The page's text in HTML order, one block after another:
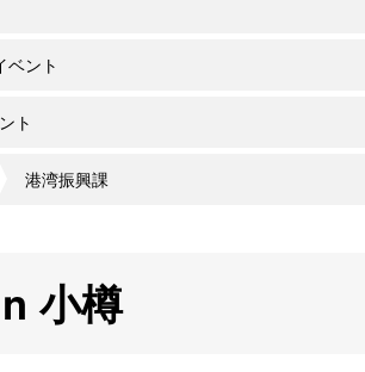
ベント
ト
港湾振興課
小樽